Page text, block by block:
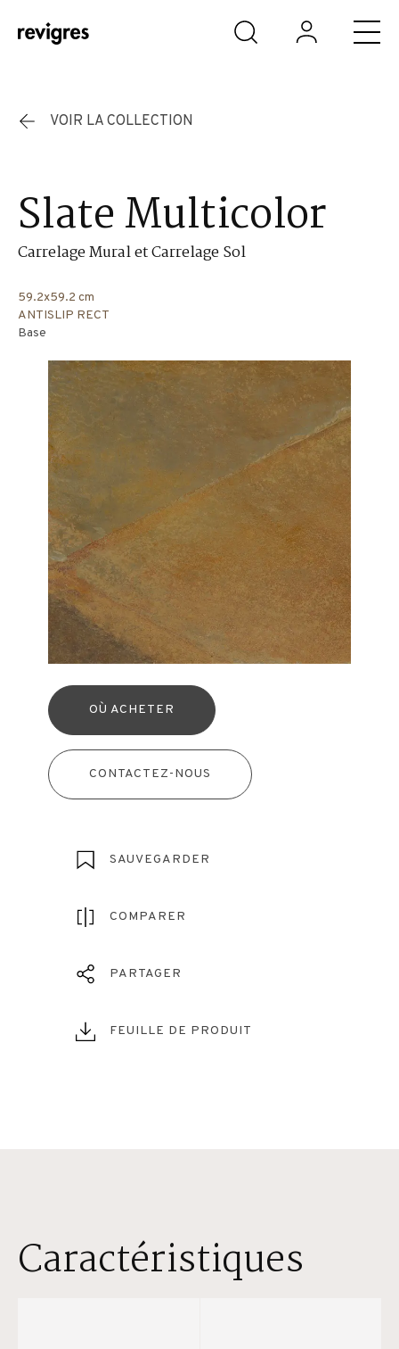
Aller au contenu principal
VOIR LA COLLECTION
Slate Multicolor
Carrelage Mural et Carrelage Sol
59.2x59.2 cm
ANTISLIP RECT
Base
OÙ ACHETER
CONTACTEZ-NOUS
SAUVEGARDER
COMPARER
PARTAGER
FEUILLE DE PRODUIT
Caractéristiques